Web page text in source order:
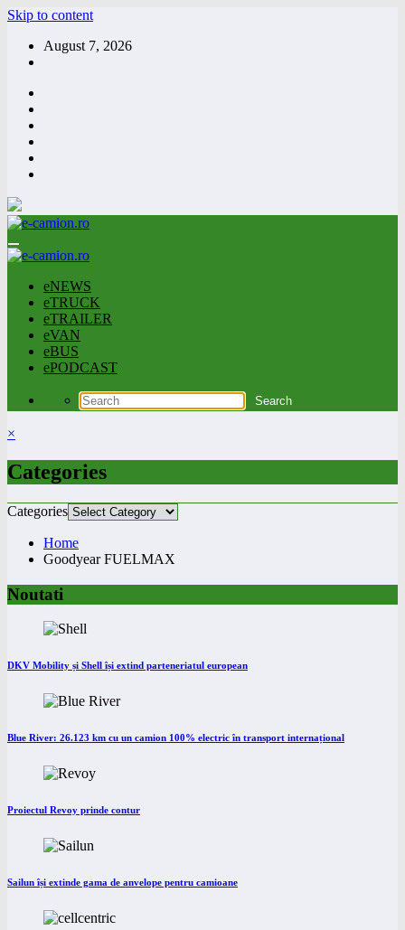
Skip to content
August 7, 2026
eNEWS
eTRUCK
eTRAILER
eVAN
eBUS
ePODCAST
×
Categories
Categories
Home
Goodyear FUELMAX
Noutati
DKV Mobility și Shell își extind parteneriatul european
Blue River: 26.123 km cu un camion 100% electric în transport internațional
Proiectul Revoy prinde contur
Sailun își extinde gama de anvelope pentru camioane